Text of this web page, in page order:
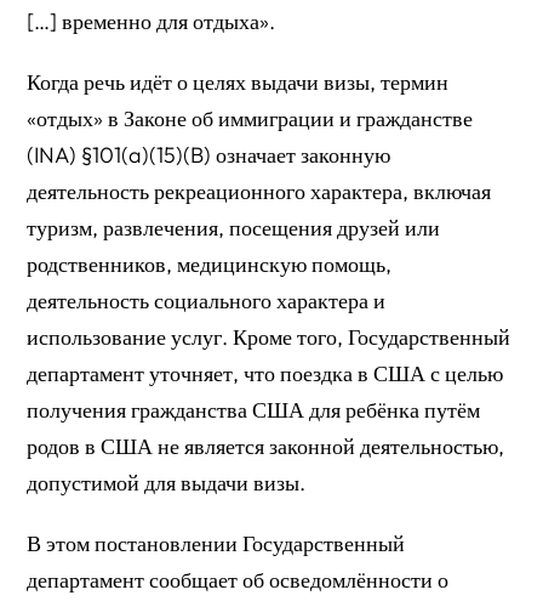
[…] временно для отдыха».
Когда речь идёт о целях выдачи визы, термин
«отдых» в Законе об иммиграции и гражданстве
(INA) §101(a)(15)(B) означает законную
деятельность рекреационного характера, включая
туризм, развлечения, посещения друзей или
родственников, медицинскую помощь,
деятельность социального характера и
использование услуг. Кроме того, Государственный
департамент уточняет, что поездка в США с целью
получения гражданства США для ребёнка путём
родов в США не является законной деятельностью,
допустимой для выдачи визы.
В этом постановлении Государственный
департамент сообщает об осведомлённости о